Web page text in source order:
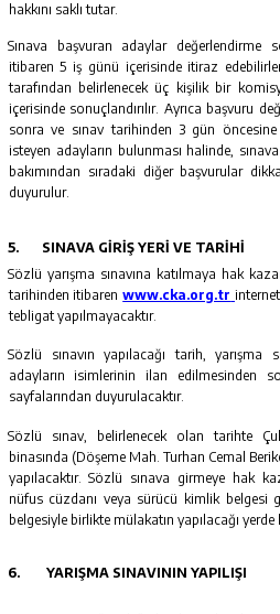
hakkını saklı tutar.
Sınava başvuran adaylar değerlendirme
itibaren 5 iş günü içerisinde itiraz
tarafından belirlenecek üç kişilik bir
içerisinde sonuçlandırılır. Ayrıca başvuru
sonra ve sınav tarihinden 3 gün
isteyen adayların bulunması halinde,
bakımından sıradaki diğer başvurular
duyurulur.
5.
SINAVA GİRİŞ YERİ VE TARİHİ
Sözlü yarışma sınavına katılmaya hak
tarihinden itibarenwww.cka.org.tr
tebligat yapılmayacaktır.
Sözlü sınavın yapılacağı tarih, yarışma
adayların isimlerinin ilan edilmesinden
sayfalarından duyurulacaktır.
Sözlü sınav, belirlenecek olan tarihte
binasında (Döşeme Mah. Turhan Cemal
yapılacaktır. Sözlü sınava girmeye hak
nüfus cüzdanı veya sürücü kimlik belgesi
belgesiyle birlikte mülakatın yapılacağı yerde
6. YARIŞMA SINAVININ YAPILIŞI